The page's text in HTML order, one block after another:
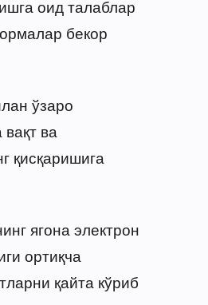
оид талаблар
бекор
ўзаро
ва
қисқаришига
ягона электрон
ортиқча
қайта кўриб